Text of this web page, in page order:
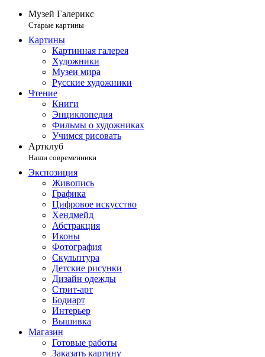
Музей Галерикс
Старые картины
Картины
Картинная галерея
Художники
Музеи мира
Русские художники
Чтение
Книги
Энциклопедия
Фильмы о художниках
Учимся рисовать
Артклуб
Наши современники
Экспозиция
Живопись
Графика
Цифровое искусство
Хендмейд
Абстракция
Иконы
Фотография
Скульптура
Детские рисунки
Дизайн одежды
Стрит-арт
Бодиарт
Интерьер
Вышивка
Магазин
Готовые работы
Заказать картину